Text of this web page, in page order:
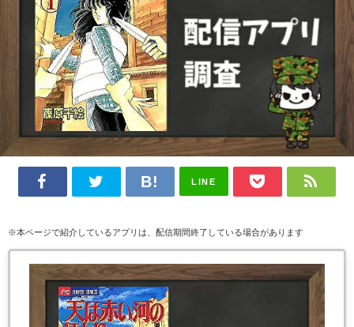
LINE
※本ページで紹介しているアプリは、配信期間終了している場合があります